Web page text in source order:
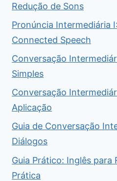
Redução de Sons
Pronúncia Intermediária
Connected Speech
Conversação
Simples
Conversação
Aplicação
Guia de Conversação
Diálogos
Guia Prático: Inglês para
Prática